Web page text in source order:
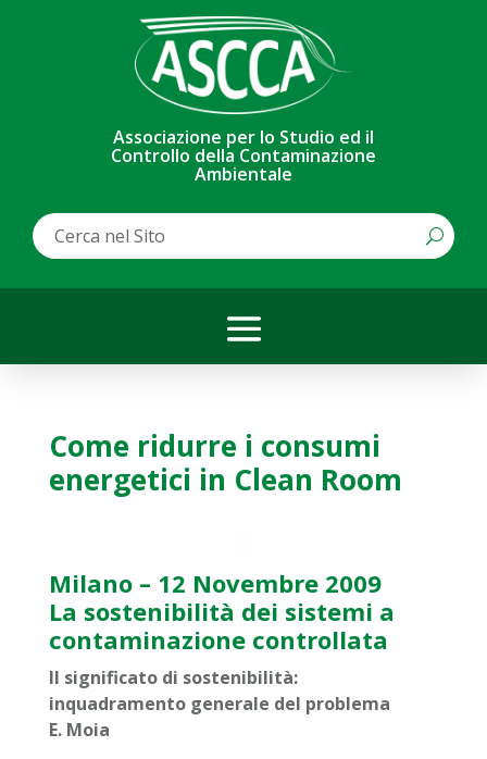
Associazione per lo Studio ed il
Controllo della Contaminazione
Ambientale
Come ridurre i consumi
energetici in Clean Room
Milano – 12 Novembre 2009
La sostenibilità dei sistemi a
contaminazione controllata
Il significato di sostenibilità:
inquadramento generale del problema
E. Moia